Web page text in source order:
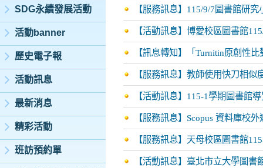
SDG永續發展活動
活動banner
歷史電子報
活動訊息
最新消息
精彩活動
班訪預約單
【服務訊息】115/9/7圖書館研
【活動訊息】博愛校區圖書館
【訊息轉知】「Turnitin原創性
【服務訊息】教師使用快刀相似
【活動訊息】115-1學期圖書館
【服務訊息】Scopus 資料庫校
【服務訊息】天母校區圖書館
【活動訊息】臺北市立大學圖